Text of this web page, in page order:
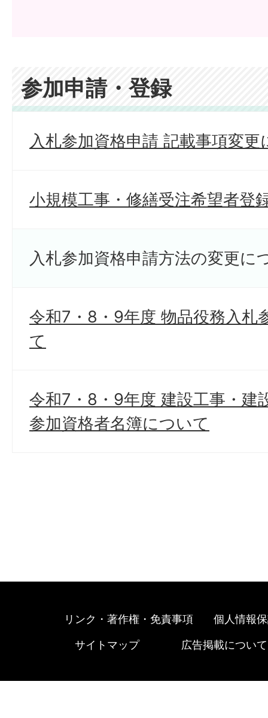
参加申請・登録
入札参加資格申請 記載事項変更
小規模工事・修繕受注希望者登
入札参加資格申請方法の変更に
令和7・8・9年度 物品役務入札
て
令和7・8・9年度 建設工事・建
参加資格者名簿について
リンク・著作権・免責事項 個人情報
サイトマップ 広告掲載について